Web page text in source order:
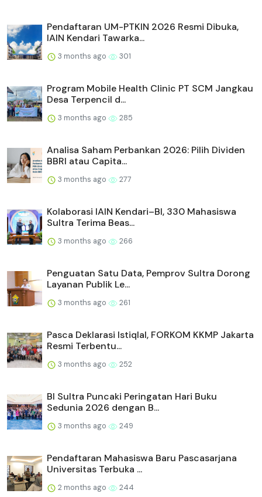
Pendaftaran UM-PTKIN 2026 Resmi Dibuka,
IAIN Kendari Tawarka...
3 months ago 301
Program Mobile Health Clinic PT SCM Jangkau
Desa Terpencil d...
3 months ago 285
Analisa Saham Perbankan 2026: Pilih Dividen
BBRI atau Capita...
3 months ago 277
Kolaborasi IAIN Kendari–BI, 330 Mahasiswa
Sultra Terima Beas...
3 months ago 266
Penguatan Satu Data, Pemprov Sultra Dorong
Layanan Publik Le...
3 months ago 261
Pasca Deklarasi Istiqlal, FORKOM KKMP Jakarta
Resmi Terbentu...
3 months ago 252
BI Sultra Puncaki Peringatan Hari Buku
Sedunia 2026 dengan B...
3 months ago 249
Pendaftaran Mahasiswa Baru Pascasarjana
Universitas Terbuka ...
2 months ago 244